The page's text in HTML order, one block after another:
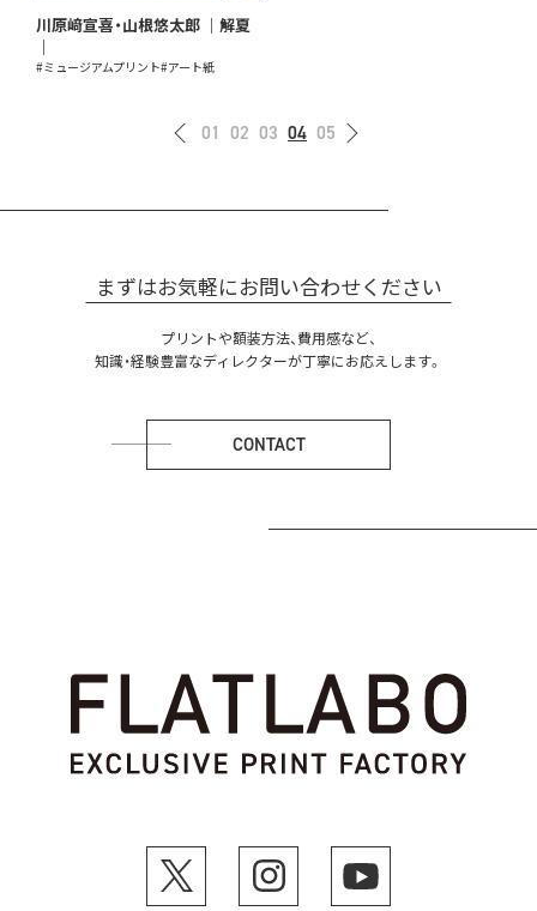
川原﨑宣喜・山根悠太郎 ｜解夏
｜
#ミュージアムプリント#アート紙
01 02 03 04 05
まずはお気軽にお問い合わせください
プリントや額装方法、費用感など、
知識・経験豊富なディレクターが丁寧にお応えします。
CONTACT